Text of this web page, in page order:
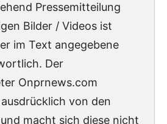
Pressemitteilung
Bilder / Videos ist
im Text angegebene
Der
Onprnews.com
von den
macht sich diese nicht